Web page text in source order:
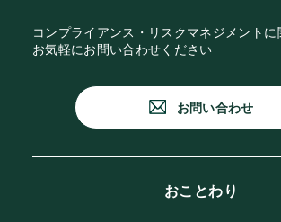
コンプライアンス・リスクマネジメント
お気軽にお問い合わせください
お問い合わせ
おことわり